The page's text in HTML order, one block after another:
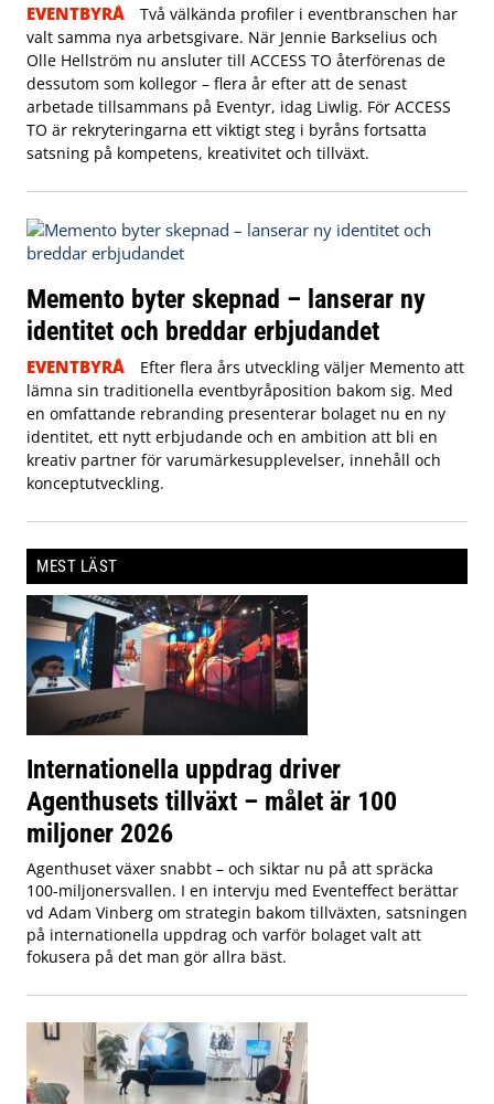
EVENTBYRÅ
Två välkända profiler i eventbranschen har
valt samma nya arbetsgivare. När Jennie Barkselius och
Olle Hellström nu ansluter till ACCESS TO återförenas de
dessutom som kollegor – flera år efter att de senast
arbetade tillsammans på Eventyr, idag Liwlig. För ACCESS
TO är rekryteringarna ett viktigt steg i byråns fortsatta
satsning på kompetens, kreativitet och tillväxt.
Memento byter skepnad – lanserar ny
identitet och breddar erbjudandet
EVENTBYRÅ
Efter flera års utveckling väljer Memento att
lämna sin traditionella eventbyråposition bakom sig. Med
en omfattande rebranding presenterar bolaget nu en ny
identitet, ett nytt erbjudande och en ambition att bli en
kreativ partner för varumärkesupplevelser, innehåll och
konceptutveckling.
MEST LÄST
Internationella uppdrag driver
Agenthusets tillväxt – målet är 100
miljoner 2026
Agenthuset växer snabbt – och siktar nu på att spräcka
100-miljonersvallen. I en intervju med Eventeffect berättar
vd Adam Vinberg om strategin bakom tillväxten, satsningen
på internationella uppdrag och varför bolaget valt att
fokusera på det man gör allra bäst.